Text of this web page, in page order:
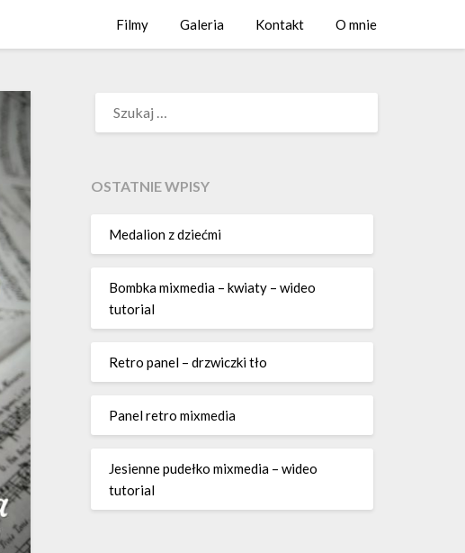
Filmy Galeria Kontakt O mnie
OSTATNIE WPISY
Medalion z dziećmi
Bombka mixmedia – kwiaty – wideo
tutorial
Retro panel – drzwiczki tło
Panel retro mixmedia
Jesienne pudełko mixmedia – wideo
tutorial